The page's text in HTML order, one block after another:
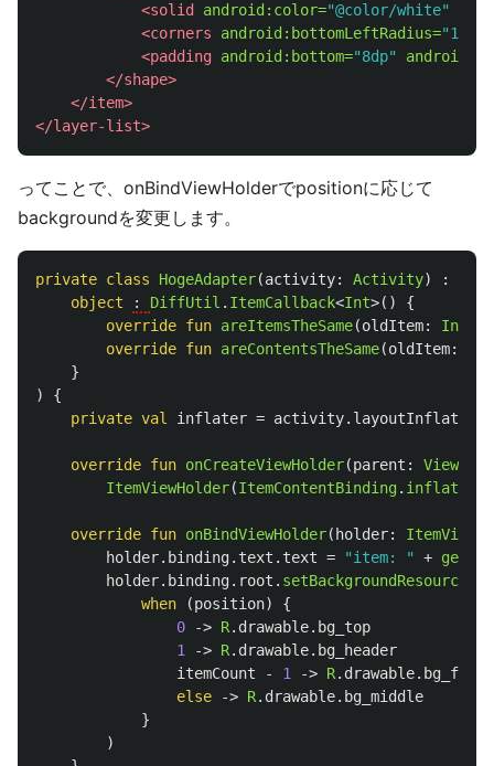
<solid
android:color="@color/white"
<corners
android:bottomLeftRadius="16dp"
<padding android:bottom="8dp"
</shape>
</item>
</layer-list>
ってことで、onBindViewHolderでpositionに応じて
backgroundを変更します。
private class HogeAdapter(activity: Activity) :
object
: DiffUtil . ItemCallback<Int>()
{
override fun areItemsTheSame(oldItem: Int
override fun areContentsTheSame(oldItem:
}
)
{
private val inflater = activity. layoutInflater
override fun onCreateViewHolder(parent :
ItemViewHolder(ItemContentBinding. inflate
override fun onBindViewHolder( holder:
holder. binding. text . text = "item: " +
holder. binding. root . setBackgroundResource
when
(position)
{
0
-> R. drawable. bg_top
1
-> R. drawable. bg_header
itemCount
- 1 -> R. drawable.
else
-> R. drawable. bg_middle
}
)